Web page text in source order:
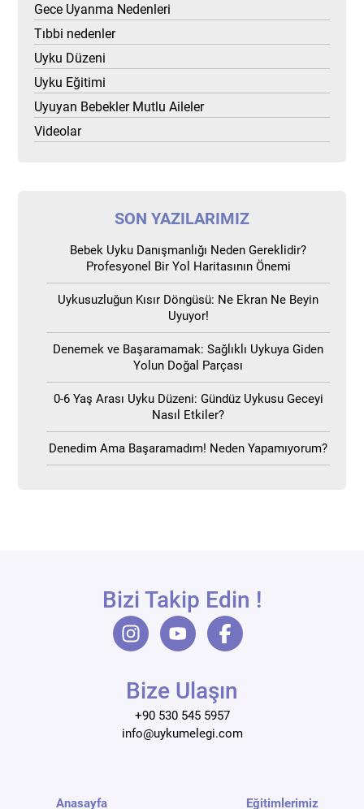
Gece Uyanma Nedenleri
Tıbbi nedenler
Uyku Düzeni
Uyku Eğitimi
Uyuyan Bebekler Mutlu Aileler
Videolar
SON YAZILARIMIZ
Bebek Uyku Danışmanlığı Neden Gereklidir?
Profesyonel Bir Yol Haritasının Önemi
Uykusuzluğun Kısır Döngüsü: Ne Ekran Ne Beyin
Uyuyor!
Denemek ve Başaramamak: Sağlıklı Uykuya Giden
Yolun Doğal Parçası
0-6 Yaş Arası Uyku Düzeni: Gündüz Uykusu Geceyi
Nasıl Etkiler?
Denedim Ama Başaramadım! Neden Yapamıyorum?
Bizi Takip Edin !
Bize Ulaşın
+90 530 545 5957
info@uykumelegi.com
Anasayfa Eğitimlerimiz